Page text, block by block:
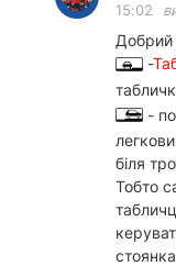
15:02
Добрий
-
-
біля
Тобто